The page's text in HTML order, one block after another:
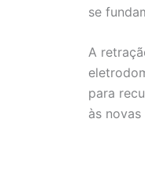
se
A
para
às